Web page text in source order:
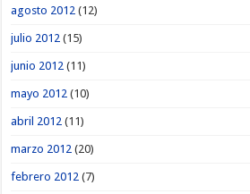
agosto 2012 (12)
julio 2012 (15)
junio 2012 (11)
mayo 2012 (10)
abril 2012 (11)
marzo 2012 (20)
febrero 2012 (7)